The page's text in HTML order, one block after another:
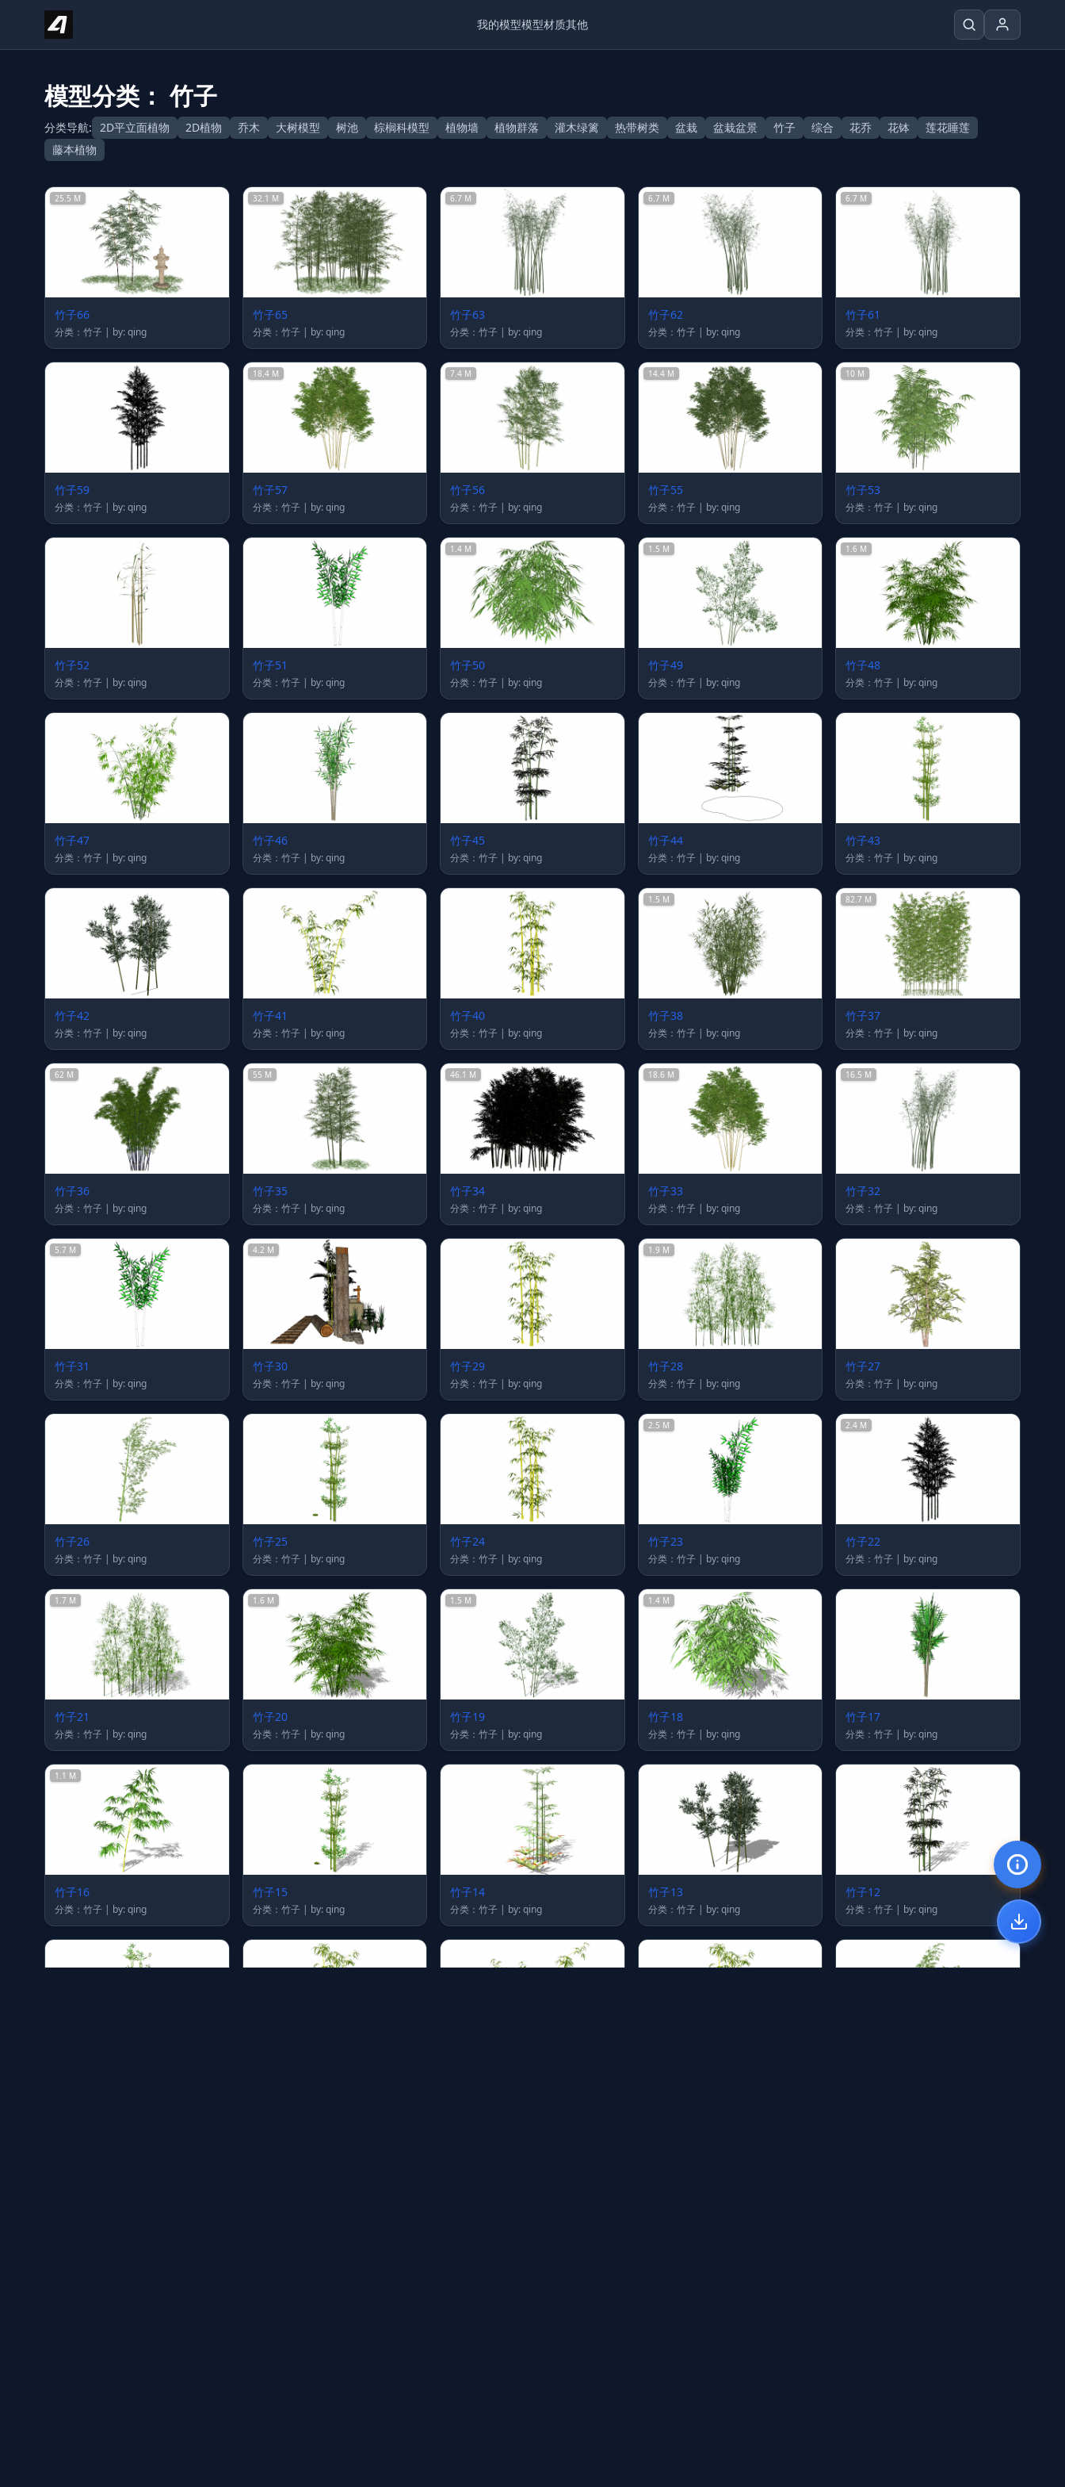
Skip to content
我的模型模型材质其他
模型分类： 竹子
分类导航: 2D平立面植物 2D植物 乔木 大树模型 树池 棕榈科模型 植物墙 植物群落 灌木绿篱 热带树类 盆栽 盆栽盆景 竹子 综合 花乔 花钵
莲花睡莲
藤本植物
25.5 M
竹子66
分类：竹子 | by: qing
32.1 M
竹子65
分类：竹子 | by: qing
6.7 M
竹子63
分类：竹子 | by: qing
6.7 M
竹子62
分类：竹子 | by: qing
6.7 M
竹子61
分类：竹子 | by: qing
竹子59
分类：竹子 | by: qing
18.4 M
竹子57
分类：竹子 | by: qing
7.4 M
竹子56
分类：竹子 | by: qing
14.4 M
竹子55
分类：竹子 | by: qing
10 M
竹子53
分类：竹子 | by: qing
竹子52
分类：竹子 | by: qing
竹子51
分类：竹子 | by: qing
1.4 M
竹子50
分类：竹子 | by: qing
1.5 M
竹子49
分类：竹子 | by: qing
1.6 M
竹子48
分类：竹子 | by: qing
竹子47
分类：竹子 | by: qing
竹子46
分类：竹子 | by: qing
竹子45
分类：竹子 | by: qing
竹子44
分类：竹子 | by: qing
竹子43
分类：竹子 | by: qing
竹子42
分类：竹子 | by: qing
竹子41
分类：竹子 | by: qing
竹子40
分类：竹子 | by: qing
1.5 M
竹子38
分类：竹子 | by: qing
82.7 M
竹子37
分类：竹子 | by: qing
62 M
竹子36
分类：竹子 | by: qing
55 M
竹子35
分类：竹子 | by: qing
46.1 M
竹子34
分类：竹子 | by: qing
18.6 M
竹子33
分类：竹子 | by: qing
16.5 M
竹子32
分类：竹子 | by: qing
5.7 M
竹子31
分类：竹子 | by: qing
4.2 M
竹子30
分类：竹子 | by: qing
竹子29
分类：竹子 | by: qing
1.9 M
竹子28
分类：竹子 | by: qing
竹子27
分类：竹子 | by: qing
竹子26
分类：竹子 | by: qing
竹子25
分类：竹子 | by: qing
竹子24
分类：竹子 | by: qing
2.5 M
竹子23
分类：竹子 | by: qing
2.4 M
竹子22
分类：竹子 | by: qing
1.7 M
竹子21
分类：竹子 | by: qing
1.6 M
竹子20
分类：竹子 | by: qing
1.5 M
竹子19
分类：竹子 | by: qing
1.4 M
竹子18
分类：竹子 | by: qing
竹子17
分类：竹子 | by: qing
1.1 M
竹子16
分类：竹子 | by: qing
竹子15
分类：竹子 | by: qing
竹子14
分类：竹子 | by: qing
竹子13
分类：竹子 | by: qing
竹子12
分类：竹子 | by: qing